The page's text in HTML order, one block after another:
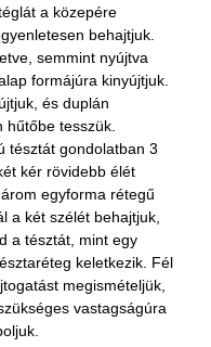
a közepére
behajtjuk.
semmint nyújtva
formájúra kinyújtjuk.
és duplán
tesszük.
tésztát gondolatban 3
kér rövidebb élét
egyforma rétegű
a két szélét behajtjuk,
a tésztát, mint egy
keletkezik. Fél
megismételjük,
vastagságúra